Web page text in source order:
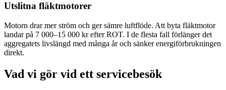
Utslitna fläktmotorer
Motorn drar mer ström och ger sämre luftflöde. Att byta fläktmotor
landar på 7 000–15 000 kr efter ROT. I de flesta fall förlänger det
aggregatets livslängd med många år och sänker energiförbrukningen
direkt.
Vad vi gör vid ett servicebesök